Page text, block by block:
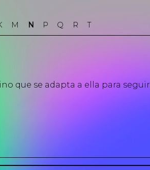
M N P Q R T
que se adapta a ella para seguir